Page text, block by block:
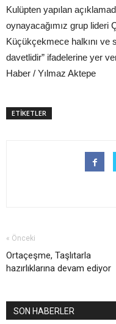
Kulüpten yapılan
oynayacağımız grup lideri
Küçükçekmece halkını ve
davetlidir” ifadelerine yer
Haber / Yılmaz Aktepe
ETİKETLER
« Önceki
Ortaçeşme, Taşlıtarla
hazırlıklarına devam ediyor
SON HABERLER